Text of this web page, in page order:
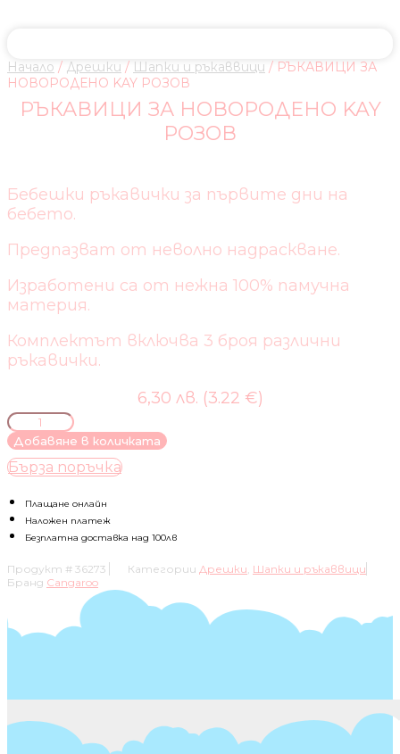
Начало / Дрешки / Шапки и ръкаввици / РЪКАВИЦИ ЗА
НОВОРОДЕНО KAY РОЗОВ
РЪКАВИЦИ ЗА НОВОРОДЕНО KAY
РОЗОВ
Бебешки ръкавички за първите дни на
бебето.
Предпазват от неволно надраскване.
Изработени са от нежна 100% памучна
материя.
Комплектът включва 3 броя различни
ръкавички.
6,30 лв. (3.22 €)
количество
за
РЪКАВИЦИ
ЗА
KAY
РОЗОВ
Добавяне в количката
Бърза поръчка
Плащане онлайн
Наложен платеж
Безплатна доставка над 100лв
Продукт # 36273 Категории Дрешки, Шапки и ръкаввици
Бранд Cangaroo